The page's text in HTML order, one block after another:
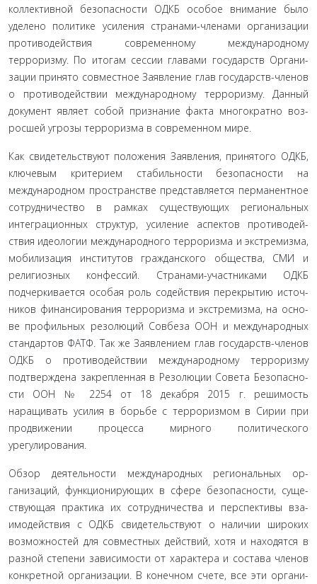
коллективной безопасности ОДКБ особое внимание было
уделено политике усиления странами-членами орга­низации
противодействия современному международному
терроризму. По итогам сессии главами государств Органи­
зации принято совместное Заявление глав государств-членов
о противодействии международному терроризму. Данный
документ являет собой признание факта многократно воз­
росшей угрозы терроризма в современном мире.
Как свидетельствуют положения Заявления, принятого ОДКБ,
ключевым критерием стабильности безопасности на
международном пространстве представляется перманент­ное
сотрудничество в рамках существующих региональных
интеграционных структур, усиление аспектов противодей­
ствия идеологии международного терроризма и экстремиз­ма,
мобилизация институтов гражданского общества, СМИ и
религиозных конфессий. Странами-участниками ОДКБ
подчеркивается особая роль содействия перекрытию источ­
ников финансирования терроризма и экстремизма, на осно­
ве профильных резолюций Совбеза ООН и международных
стандартов ФАТФ. Так же Заявлением глав государств-чле­нов
ОДКБ о противодействии международному терроризму
подтверждена закрепленная в Резолюции Совета Безопасно­
сти ООН № 2254 от 18 декабря 2015 г. решимость
наращивать усилия в борьбе с терроризмом в Сирии при
продвижении процесса мирного политического
урегулирования.
Обзор деятельности международных региональных ор­
ганизаций, функционирующих в сфере безопасности, суще­
ствующая практика их сотрудничества и перспективы вза­
имодействия с ОДКБ свидетельствуют о наличии широких
возможностей для совместных действий, хотя и находятся в
разной степени зависимости от характера и состава членов
конкретной организации. В конечном счете, все эти органи­